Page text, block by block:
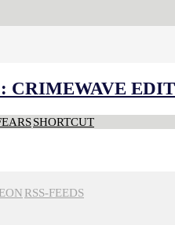
CRIMEWAVE
SHORTCUT
RSS-FEEDS